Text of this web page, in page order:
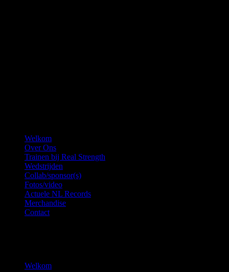
Welkom
Over Ons
Trainen bij Real Strength
Wedstrijden
Collab/sponsor(s)
Fotos/video
Actuele NL Records
Merchandise
Contact
Welkom